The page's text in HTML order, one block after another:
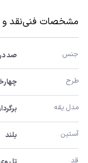
مشخصات فنینقد
جنس صد
طرح
مدل یقه
آستین بلند
قد